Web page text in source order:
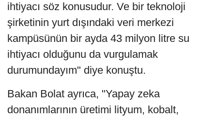
ihtiyacı söz konusudur. Ve bir teknoloji
şirketinin yurt dışındaki veri merkezi
kampüsünün bir ayda 43 milyon litre su
ihtiyacı olduğunu da vurgulamak
durumundayım" diye konuştu.
Bakan Bolat ayrıca, "Yapay zeka
donanımlarının üretimi lityum, kobalt,